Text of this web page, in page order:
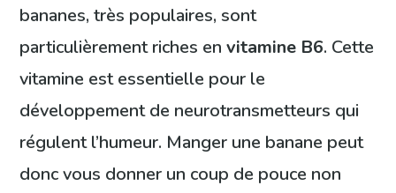
bananes, très populaires, sont
particulièrement riches envitamine B6. Cette
vitamine est essentielle pour le
développement de neurotransmetteurs qui
régulent l’humeur. Manger une banane peut
donc vous donner un coup de pouce non